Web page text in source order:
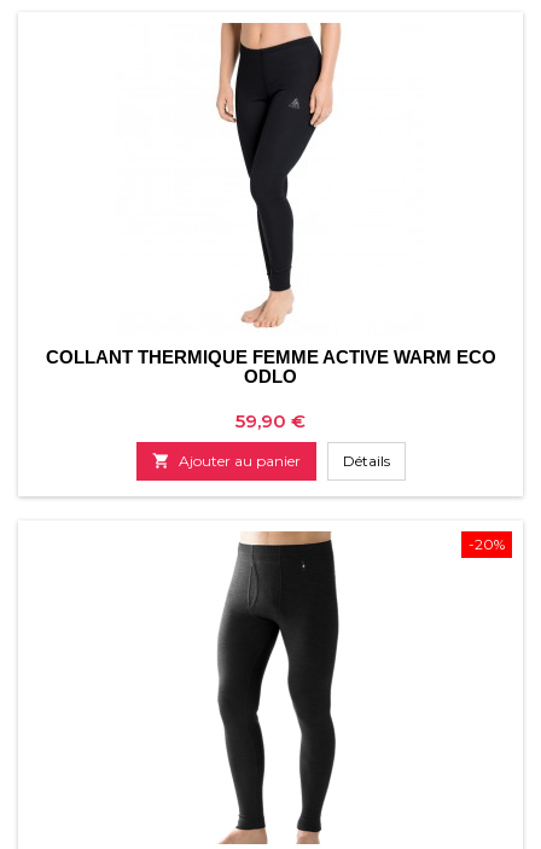
COLLANT THERMIQUE FEMME ACTIVE WARM ECO
ODLO
Prix
59,90 €
 Ajouter au panier Détails
-20%